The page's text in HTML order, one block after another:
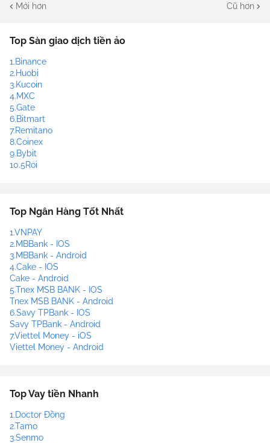
Mới hơn Cũ hơn
Top Sàn giao dịch tiền ảo
1.Binance
2.Huobi
3.Kucoin
4.MXC
5.Gate
6.Bitmart
7.Remitano
8.Coinex
9.Bybit
10.5Roi
Top Ngân Hàng Tốt Nhất
1.VNPAY
2.MBBank - IOS
3.MBBank - Android
4.Cake - IOS
Cake - Android
5.Tnex MSB BANK - IOS
Tnex MSB BANK - Android
6.Savy TPBank - IOS
Savy TPBank - Android
7.Viettel Money - iOS
Viettel Money - Android
Top Vay tiền Nhanh
1.Doctor Đồng
2.Tamo
3.Senmo